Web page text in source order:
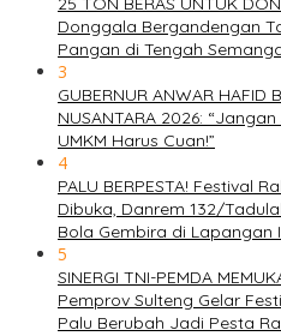
Donggala Bergandengan
Pangan di Tengah
3
GUBERNUR ANWAR HAFID
NUSANTARA 2026:
UMKM Harus Cuan!”
4
PALU BERPESTA! Festival
Dibuka, Danrem 132/
Bola Gembira di Lapangan
5
SINERGI TNI-PEMDA
Pemprov Sulteng Gelar
Palu Berubah Jadi Pesta